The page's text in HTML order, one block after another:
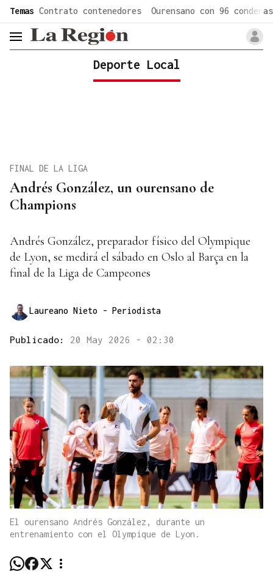
Temas Contrato contenedores Ourensano con 96 condenas
header.menu.open
Deporte Local
Andrés González, un ourensano de
Champions
FINAL DE LA LIGA
Andrés González, preparador físico del Olympique
de Lyon, se medirá el sábado en Oslo al Barça en la
final de la Liga de Campeones
Laureano Nieto - Periodista
Publicado: 20 May 2026 - 02:30
El ourensano Andrés González, durante un
entrenamiento con el Olympique de Lyon.